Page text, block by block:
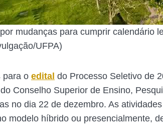
mudanças para cumprir calendário
UFPA)
para o edital do Processo Seletivo de
Conselho Superior de Ensino,
no dia 22 de dezembro. As
modelo híbrido ou presencialmente,